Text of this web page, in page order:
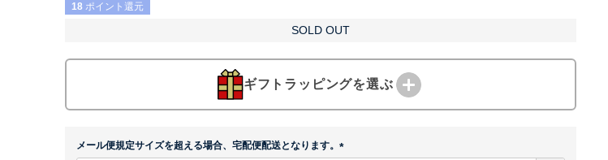
18 ポイント還元
SOLD OUT
ギフトラッピングを選ぶ
メール便規定サイズを超える場合、宅配便配送となります。